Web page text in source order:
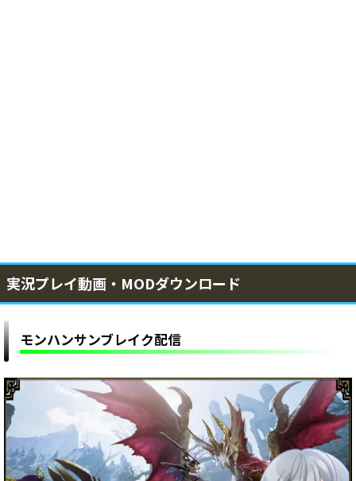
実況プレイ動画・MODダウンロード
モンハンサンブレイク配信